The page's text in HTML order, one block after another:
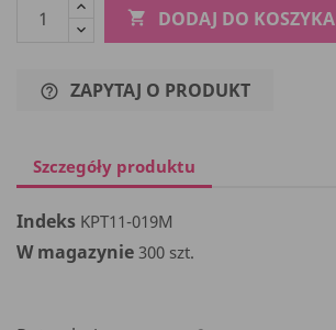
 DODAJ DO KOSZYKA
help_outline ZAPYTAJ O PRODUKT
Szczegóły produktu
Indeks KPT11-019M
W magazynie 300 szt.